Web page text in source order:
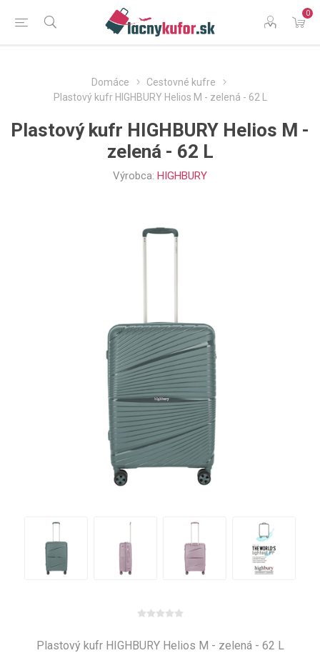
0
Domáce
Cestovné kufre
Plastový kufr HIGHBURY Helios M - zelená - 62 L
Plastový kufr HIGHBURY Helios M -
zelená - 62 L
Výrobca: HIGHBURY
Plastový kufr HIGHBURY Helios M - zelená - 62 L